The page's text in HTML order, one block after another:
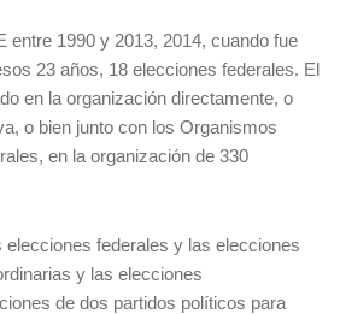
entre 1990 y 2013, 2014, cuando fue
23 años, 18 elecciones federales. El
en la organización directamente, o
o bien junto con los Organismos
en la organización de 330
federales y las elecciones
y las elecciones
de dos partidos políticos para